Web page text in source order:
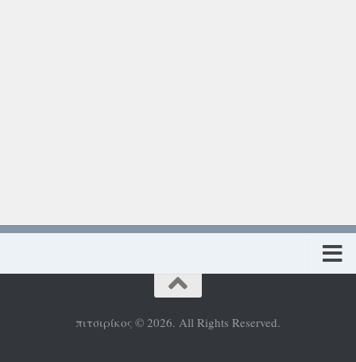
Πολιτική προστασίας προσωπικών δεδομένων
πιτσιρίκος © 2026. All Rights Reserved.